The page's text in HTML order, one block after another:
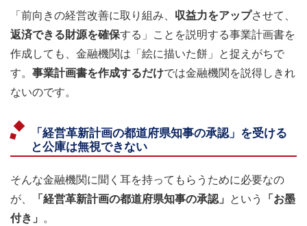
「前向きの経営改善に取り組み、 収益力をアップさせて、
返済できる財源を確保する」ことを説明する事業計画書を
作成しても、金融機関は「絵に描いた餅」と捉えがちで
す。 事業計画書を作成するだけでは金融機関を説得しきれ
ないのです。
「経営革新計画の都道府県知事の承認」を受ける
と公庫は無視できない
そんな金融機関に聞く耳を持ってもらうために必要なの
が、
「経営革新計画の都道府県知事の承認」 という
「お墨
付き」
。